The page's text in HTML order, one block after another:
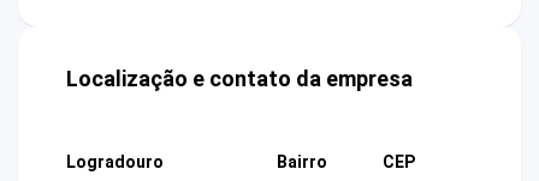
Localização e contato da empresa
Logradouro
Bairro
CEP